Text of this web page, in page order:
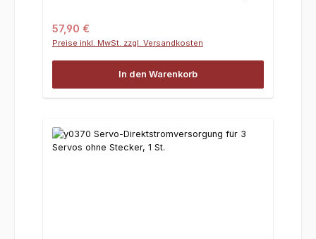
Regulärer Preis:
57,90 €
Preise inkl. MwSt. zzgl. Versandkosten
In den Warenkorb